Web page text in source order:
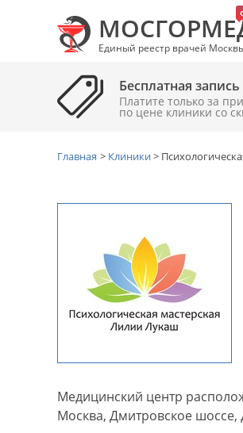
Единый реестр врачей
Бесплатная запись
Платите только за
по цене клиники cо
Главная > Клиники>
Медицинский центр
Москва, Дмитровское шоссе,